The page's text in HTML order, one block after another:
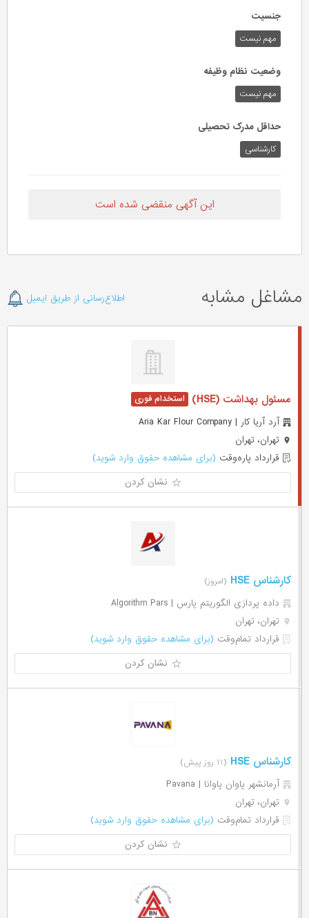
جنسیت
مهم نیست
وضعیت نظام وظیفه
مهم‌ نیست
حداقل مدرک تحصیلی
کارشناسی
این آگهی منقضی شده است
مشاغل مشابه اطلاع‌رسانی از طریق ایمیل
مسئول بهداشت (HSE)
آرد آریا کار | Aria Kar Flour Company
تهران، تهران
قرارداد پاره‌وقت (برای مشاهده حقوق وارد شوید)
نشان کردن
کارشناس HSE (امروز)
داده پردازی الگوریتم پارس | Algorithm Pars
تهران، تهران
قرارداد تمام‌وقت (برای مشاهده حقوق وارد شوید)
نشان کردن
کارشناس HSE (۱۱ روز پیش)
آرمانشهر پاوان پاوانا | Pavana
تهران، تهران
قرارداد تمام‌وقت (برای مشاهده حقوق وارد شوید)
نشان کردن